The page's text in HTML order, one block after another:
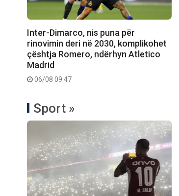
Inter-Dimarco, nis puna për
rinovimin deri në 2030, komplikohet
çështja Romero, ndërhyn Atletico
Madrid
06/08 09:47
Sport »